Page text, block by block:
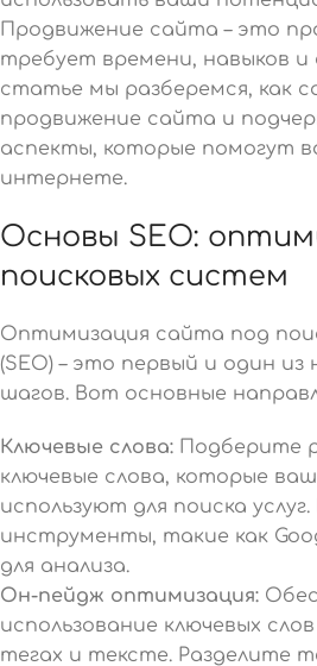
Продвижение сайта – это
требует времени, навыков
статье мы разберемся, как
продвижение сайта и
аспекты, которые помогут
интернете.
Основы SEO:
поисковых систем
Оптимизация сайта под
(SEO) – это первый и один из
шагов. Вот основные
Ключевые слова: Подберите
ключевые слова, которые
используют для поиска
инструменты, такие как
для анализа.
Он-пейдж оптимизация:
использование ключевых
тегах и тексте. Разделите